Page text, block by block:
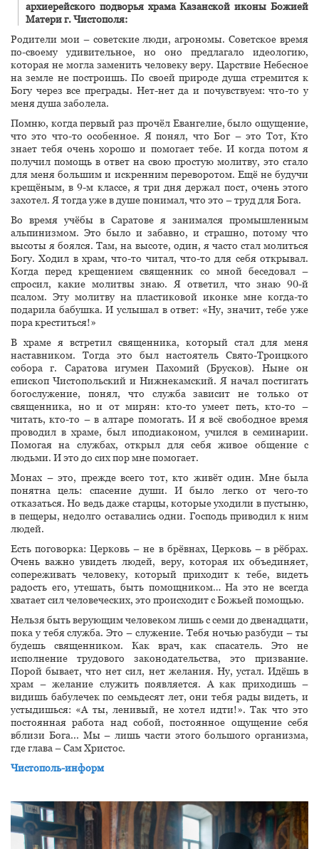
архиерейского подворья храма Казанской иконы Божией
Матери г. Чистополя:
Родители мои – советские люди, агрономы. Советское время
по-своему удивительное, но оно предлагало идеологию,
которая не могла заменить человеку веру. Царствие Небесное
на земле не построишь. По своей природе душа стремится к
Богу через все преграды. Нет-нет да и почувствуем: что-то у
меня душа заболела.
Помню, когда первый раз прочёл Евангелие, было ощущение,
что это что-то особенное. Я понял, что Бог – это Тот, Кто
знает тебя очень хорошо и помогает тебе. И когда потом я
получил помощь в ответ на свою простую молитву, это стало
для меня большим и искренним переворотом. Ещё не будучи
крещёным, в 9-м классе, я три дня держал пост, очень этого
захотел. Я тогда уже в душе понимал, что это – труд для Бога.
Во время учёбы в Саратове я занимался промышленным
альпинизмом. Это было и забавно, и страшно, потому что
высоты я боялся. Там, на высоте, один, я часто стал молиться
Богу. Ходил в храм, что-то читал, что-то для себя открывал.
Когда перед крещением священник со мной беседовал –
спросил, какие молитвы знаю. Я ответил, что знаю 90-й
псалом. Эту молитву на пластиковой иконке мне когда-то
подарила бабушка. И услышал в ответ: «Ну, значит, тебе уже
пора креститься!»
В храме я встретил священника, который стал для меня
наставником. Тогда это был настоятель Свято-Троицкого
собора г. Саратова игумен Пахомий (Брусков). Ныне он
епископ Чистопольский и Нижнекамский. Я начал постигать
богослужение, понял, что служба зависит не только от
священника, но и от мирян: кто-то умеет петь, кто-то –
читать, кто-то – в алтаре помогать. И я всё свободное время
проводил в храме, был иподиаконом, учился в семинарии.
Помогая на службах, открыл для себя живое общение с
людьми. И это до сих пор мне помогает.
Монах – это, прежде всего тот, кто живёт один. Мне была
понятна цель: спасение души. И было легко от чего-то
отказаться. Но ведь даже старцы, которые уходили в пустыню,
в пещеры, недолго оставались одни. Господь приводил к ним
людей.
Есть поговорка: Церковь – не в брёвнах, Церковь – в рёбрах.
Очень важно увидеть людей, веру, которая их объединяет,
сопереживать человеку, который приходит к тебе, видеть
радость его, утешать, быть помощником… На это не всегда
хватает сил человеческих, это происходит с Божьей помощью.
Нельзя быть верующим человеком лишь с семи до двенадцати,
пока у тебя служба. Это – служение. Тебя ночью разбуди – ты
будешь священником. Как врач, как спасатель. Это не
исполнение трудового законодательства, это призвание.
Порой бывает, что нет сил, нет желания. Ну, устал. Идёшь в
храм – желание служить появляется. А как приходишь –
видишь бабулечек по семьдесят лет, они тебя рады видеть, и
устыдишься: «А ты, ленивый, не хотел идти!». Так что это
постоянная работа над собой, постоянное ощущение себя
вблизи Бога... Мы – лишь части этого большого организма,
где глава – Сам Христос.
Чистополь-информ